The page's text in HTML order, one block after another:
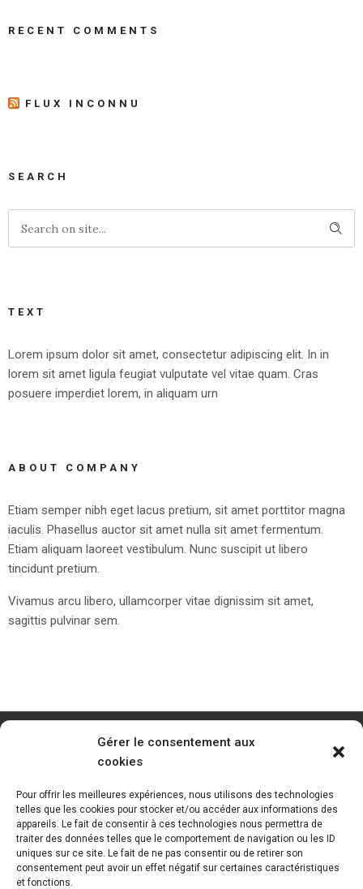
Gérer le consentement aux
cookies
Pour offrir les meilleures expériences, nous utilisons des technologies
telles que les cookies pour stocker et/ou accéder aux informations des
appareils. Le fait de consentir à ces technologies nous permettra de
traiter des données telles que le comportement de navigation ou les ID
uniques sur ce site. Le fait de ne pas consentir ou de retirer son
consentement peut avoir un effet négatif sur certaines caractéristiques
et fonctions.
RECENT COMMENTS
FLUX INCONNU
SEARCH
TEXT
Lorem ipsum dolor sit amet, consectetur adipiscing elit. In in
lorem sit amet ligula feugiat vulputate vel vitae quam. Cras
posuere imperdiet lorem, in aliquam urn
ABOUT COMPANY
Etiam semper nibh eget lacus pretium, sit amet porttitor magna
iaculis. Phasellus auctor sit amet nulla sit amet fermentum.
Etiam aliquam laoreet vestibulum. Nunc suscipit ut libero
tincidunt pretium.
Vivamus arcu libero, ullamcorper vitae dignissim sit amet,
sagittis pulvinar sem.